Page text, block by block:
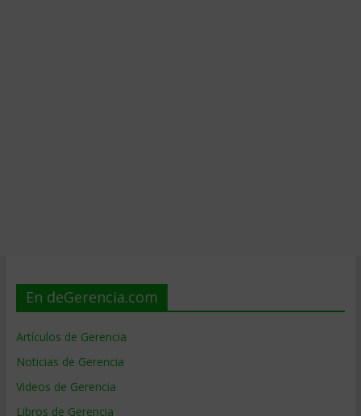
En deGerencia.com
Artículos de Gerencia
Noticias de Gerencia
Videos de Gerencia
Libros de Gerencia